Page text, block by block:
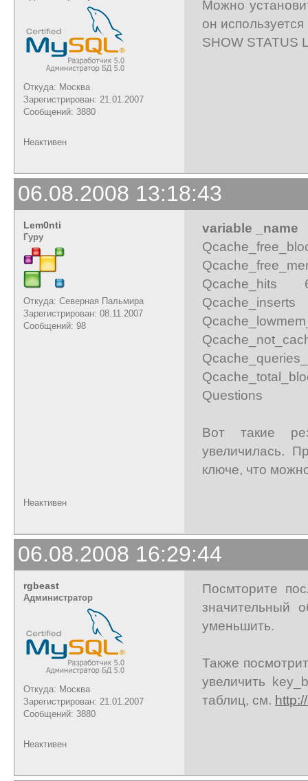
Откуда: Москва
Зарегистрирован: 21.01.2007
Сообщений: 3880
Можно
он используется
SHOW STATUS
Неактивен
06.08.2008 13:18:43
Lem0nti
Гуру
Откуда: Северная Пальмира
Зарегистрирован: 08.11.2007
Сообщений: 98
variable
Qcache_hits
Вот такие
увеличилась.
ключе, что
Неактивен
06.08.2008 16:29:44
rgbeast
Администратор
Откуда: Москва
Зарегистрирован: 21.01.2007
Сообщений: 3880
Посмторите
значительный
уменьшить.
Также
увеличить
таблиц, см.
Неактивен